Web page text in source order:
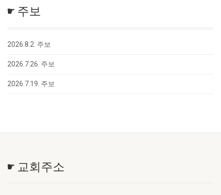
☛ 주보
2026.8.2. 주보
2026.7.26. 주보
2026.7.19. 주보
☛ 교회주소